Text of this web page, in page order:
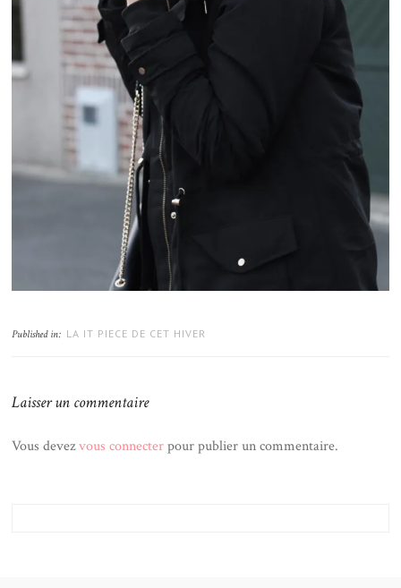
Published in: LA IT PIECE DE CET HIVER
Laisser un commentaire
Vous devezvous connecterpour publier un commentaire.